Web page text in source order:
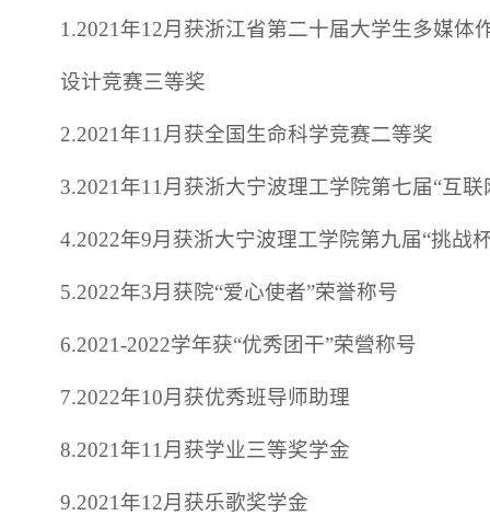
1.2021年12月获浙江省第二十届大学生多媒体
设计竞赛三等奖
2.2021年11月获全国生命科学竞赛二等奖
3.2021年11月获浙大宁波理工学院第七届“互
4.2022年9月获浙大宁波理工学院第九届“挑战
5.2022年3月获院“爱心使者”荣誉称号
6.2021-2022学年获“优秀团干”荣營称号
7.2022年10月获优秀班导师助理
8.2021年11月获学业三等奖学金
9.2021年12月获乐歌奖学金